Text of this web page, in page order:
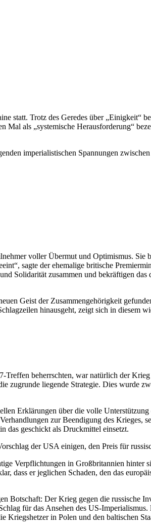
Trotz des Geredes über „Einigkeit“
Mal als „systemische Herausforderung“
imperialistischen Spannungen
voller Übermut und Optimismus. Sie
sagte der ehemalige britische
Solidarität zusammen und bekräftigen
Geist der Zusammengehörigkeit
hinausgeht, zeigt sich in diesem
beherrschten, war natürlich der
liegende Strategie. Dies wurde
Erklärungen über die volle
zur Beendigung des Krieges,
das geschickt als Druckmittel einsetzt.
der USA einigen, den Preis für
Verpflichtungen in Großbritannien hinter
dass er jeglichen Schaden, den das
Botschaft: Der Krieg gegen die russische
für das Ansehen des US-
Kriegshetzer in Polen und den baltischen